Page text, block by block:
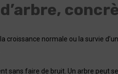
croissance normale ou la survie
sans faire de bruit. Un arbre peut